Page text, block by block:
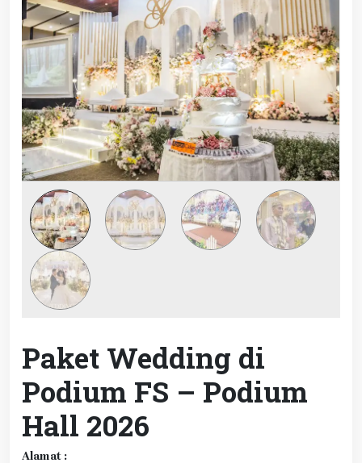
Paket Wedding di
Podium FS – Podium
Hall 2026
Alamat :